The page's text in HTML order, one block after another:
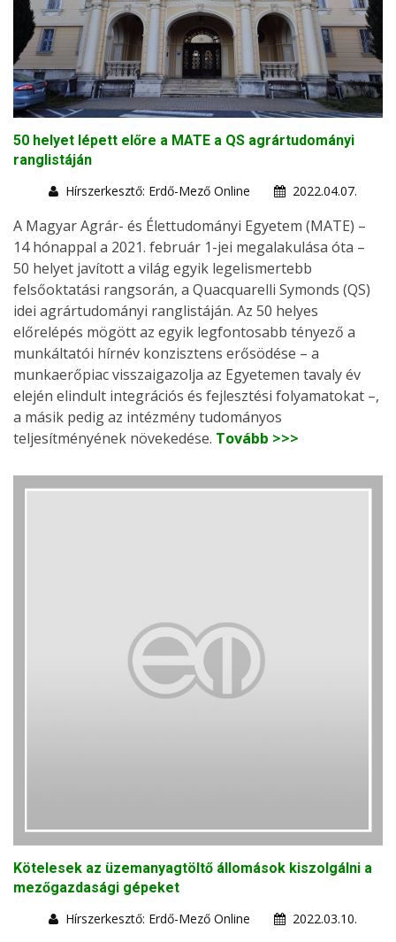
50 helyet lépett előre a MATE a QS agrártudományi
ranglistáján
Hírszerkesztő: Erdő-Mező Online
2022.04.07.
A Magyar Agrár- és Élettudományi Egyetem (MATE) –
14 hónappal a 2021. február 1-jei megalakulása óta –
50 helyet javított a világ egyik legelismertebb
felsőoktatási rangsorán, a Quacquarelli Symonds (QS)
idei agrártudományi ranglistáján. Az 50 helyes
előrelépés mögött az egyik legfontosabb tényező a
munkáltatói hírnév konzisztens erősödése – a
munkaerőpiac visszaigazolja az Egyetemen tavaly év
elején elindult integrációs és fejlesztési folyamatokat –,
a másik pedig az intézmény tudományos
teljesítményének növekedése. Tovább >>>
Kötelesek az üzemanyagtöltő állomások kiszolgálni a
mezőgazdasági gépeket
Hírszerkesztő: Erdő-Mező Online
2022.03.10.